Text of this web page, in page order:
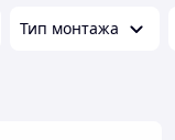
Тип монтажа